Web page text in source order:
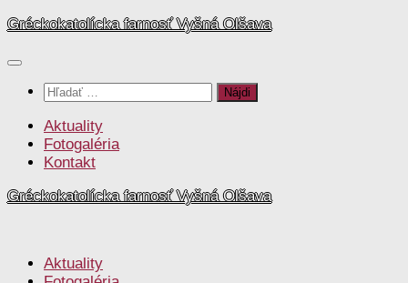
Preskočiť
obsah
Gréckokatolícka farnosť Vyšná Olšava
Hľadať:
Aktuality
Fotogaléria
Kontakt
Gréckokatolícka farnosť Vyšná Olšava
Aktuality